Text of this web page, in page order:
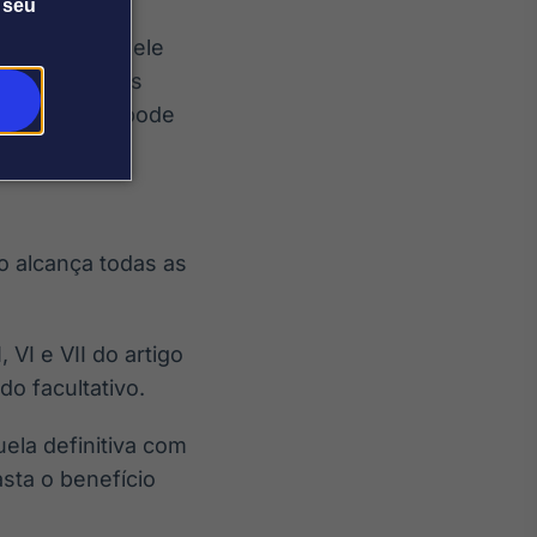
Se ele
categorias
o caso pode
alcança todas as
VI e VII do artigo
facultativo.
definitiva com
o benefício